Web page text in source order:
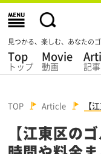
見つかる、楽しむ、あなたのゴ
Top
トップ
Movie
動画 記事
TOP Article 【
【江東区の